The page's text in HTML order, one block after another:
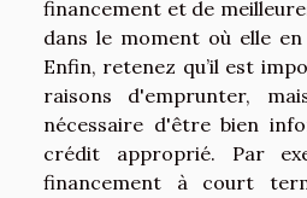
financement et de
dans le moment où elle
Enfin, retenez qu’il est
raisons d'emprunter,
nécessaire d'être bien
crédit approprié. Par
financement à court